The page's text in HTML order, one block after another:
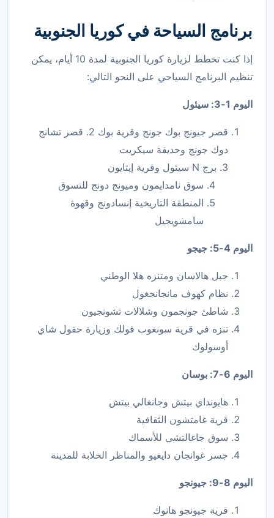
برنامج السياحة في كوريا الجنوبية
إذا كنت تخطط لزيارة كوريا الجنوبية لمدة 10 أيام، يمكن
تنظيم البرنامج السياحي على النحو التالي:
اليوم 1-3: سيئول
قصر جيونج بوك جونج وقرية بوك 2. قصر تشانج
دوك جونج وحديقة سيكريت
3. برج N سيئول وقرية إيتايون
سوق نامدايمون وميونج دونج للتسوق
المنطقة التاريخية إنسادونج وقهوة
سامشويجيل
اليوم 4-5: جيجو
جبل هالاسان ومتنزه هلا الوطني
نظام كهوف مانجانجغول
شاطئ جونجمون وشلالات تشونجيون
تنزه في قرية سونغوب فولك وزيارة حقول شاي
أوسولوك
اليوم 6-7: بوسان
هايونداي بيتش وجانغالي بيتش
قرية غامتشون الثقافية
سوق جاغالتشي للأسماك
جسر غوانجان دايغيو والمناظر الخلابة للمدينة
اليوم 8-9: جيونجو
قرية جيونجو هانوك